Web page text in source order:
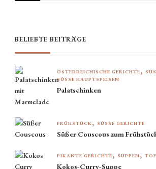
BELIEBTE BEITRÄGE
ÖSTERREICHISCHE GERICHTE
SÜSSE HAUPTSPEISEN
Palatschinken
FRÜHSTÜCK SÜSSE GERICHTE
Süßer Couscous zum
PIKANTE GERICHTE SUPPEN
Kokos-Curry-Suppe